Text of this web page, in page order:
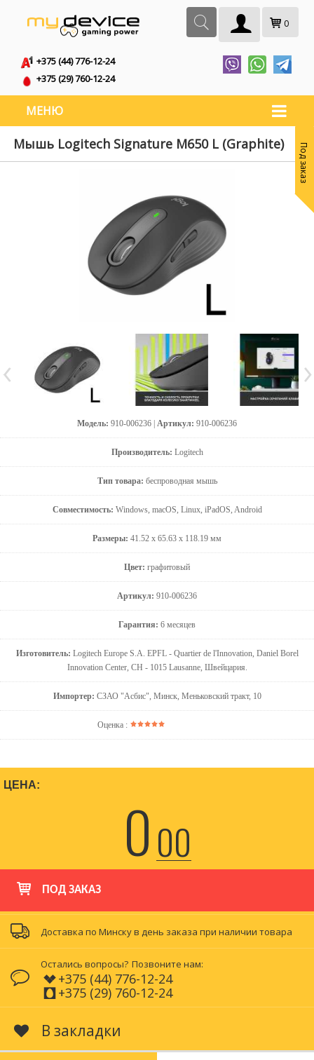
0
+375 (44) 776-12-24
+375 (29) 760-12-24
МЕНЮ
Мышь Logitech Signature M650 L (Graphite)
Модель: 910-006236 | Артикул: 910-006236
Производитель: Logitech
Тип товара: беспроводная мышь
Совместимость: Windows, macOS, Linux, iPadOS, Android
Размеры: 41.52 x 65.63 x 118.19 мм
Цвет: графитовый
Артикул: 910-006236
Гарантия: 6 месяцев
Изготовитель: Logitech Europe S.A. EPFL - Quartier de l'Innovation, Daniel Borel
Innovation Center, CH - 1015 Lausanne, Швейцария.
Импортер: СЗАО "Асбис", Минск, Меньковский тракт, 10
Оценка :
Под заказ
ЦЕНА:
000
ПОД ЗАКАЗ
Доставка по Минску в день заказа при наличии товара
Остались вопросы? Позвоните нам:
+375 (44) 776-12-24
+375 (29) 760-12-24
В закладки